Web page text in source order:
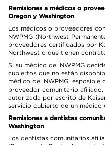
Remisiones a médicos o
Oregon y Washington
Los médicos o proveedores
NWPMG (Northwest
proveedores certificados por
Northwest o que tienen
Si su médico del NWPMG
cubiertos que no están
médico del NWPMG,
proveedor comunitario
autorizada por escrito de
servicio cubierto de un
Remisiones a dentistas
Washington
Los dentistas comunitarios